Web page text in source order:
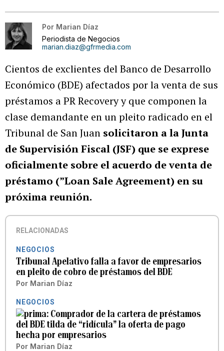
Por Marian Díaz
Periodista de Negocios
marian.diaz@gfrmedia.com
Cientos de exclientes del Banco de Desarrollo
Económico (BDE) afectados por la venta de sus
préstamos a PR Recovery y que componen la
clase demandante en un pleito radicado en el
Tribunal de San Juan solicitaron a la Junta
de Supervisión Fiscal (JSF) que se exprese
oficialmente sobre el acuerdo de venta de
préstamo (”Loan Sale Agreement) en su
próxima reunión.
RELACIONADAS
NEGOCIOS
Tribunal Apelativo falla a favor de empresarios
en pleito de cobro de préstamos del BDE
Por Marian Díaz
NEGOCIOS
Comprador de la cartera de préstamos
del BDE tilda de “ridícula” la oferta de pago
hecha por empresarios
Por Marian Díaz